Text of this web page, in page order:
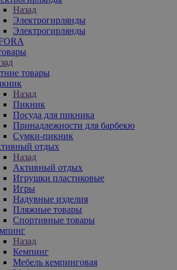
Назад
Электрогирлянды
Электрогирлянды
товары
Назад
Пикник
Посуда для пикника
Принадлежности для барбекю
Сумки-пикник
отдых
Назад
Активный отдых
Игрушки пластиковые
Игры
Надувные изделия
Пляжные товары
Спортивные товары
Назад
Кемпинг
Мебель кемпинговая